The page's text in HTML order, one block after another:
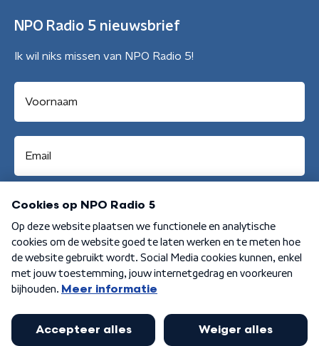
NPO Radio 5 nieuwsbrief
Ik wil niks missen van NPO Radio 5!
Aanmelden
Algemene voorwaarden Privacybeleid